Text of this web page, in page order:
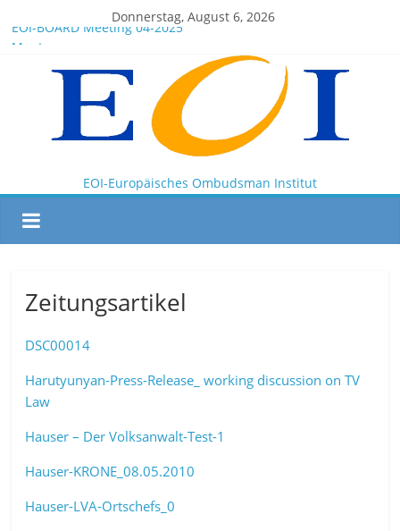
Donnerstag, August 6, 2026
EOI-BOARD Meeting 04-2025
Montenegro
News for members of the EOI
EOI – General ASSEMBLY 2025 10 28
President Milkov participated in the Doha Conference on
Artificial Intelligence and Human Rights
EOI-Europäisches Ombudsman Institut
Zeitungsartikel
DSC00014
Harutyunyan-Press-Release_ working discussion on TV
Law
Hauser – Der Volksanwalt-Test-1
Hauser-KRONE_08.05.2010
Hauser-LVA-Ortschefs_0